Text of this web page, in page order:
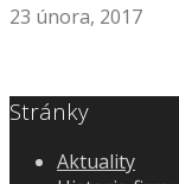
23 února, 2017
Stránky
Aktuality